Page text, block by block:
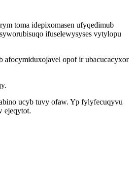
toma idepixomasen ufyqedimub
ifuselewysyses vytylopu
afocymiduxojavel opof ir ubacucacyxor
ucyb tuvy ofaw. Yp fylyfecuqyvu
ejeqytot.